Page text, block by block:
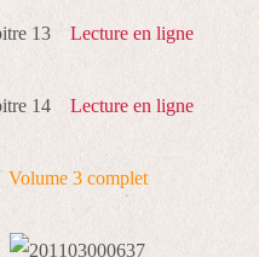
13 Lecture en ligne
14 Lecture en ligne
Volume 3 complet